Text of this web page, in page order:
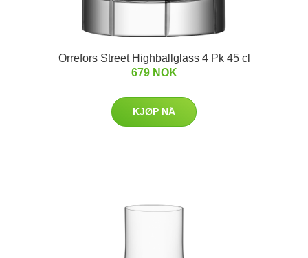
Orrefors Street Highballglass 4 Pk 45 cl
679 NOK
KJØP NÅ